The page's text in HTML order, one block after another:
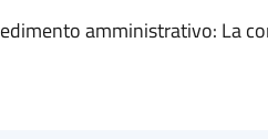
amministrativo: La